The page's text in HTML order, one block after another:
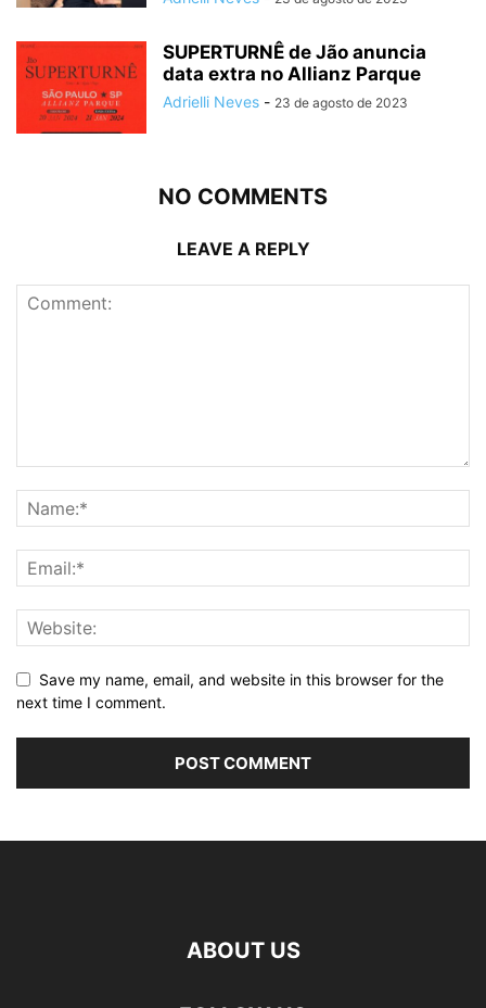
SUPERTURNÊ de Jão anuncia
data extra no Allianz Parque
Adrielli Neves - 23 de agosto de 2023
NO COMMENTS
LEAVE A REPLY
Save my name, email, and website in this browser for the
next time I comment.
ABOUT US